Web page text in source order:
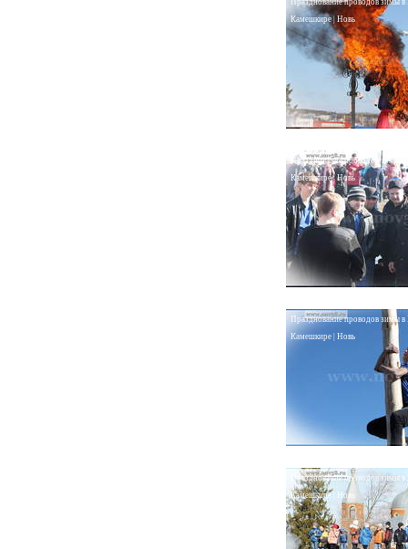
Празднование проводов зимы в
Камешкире | Новь
Празднование проводов зимы в
Камешкире | Новь
Празднование проводов зимы в
Камешкире | Новь
Празднование проводов зимы в
Камешкире | Новь